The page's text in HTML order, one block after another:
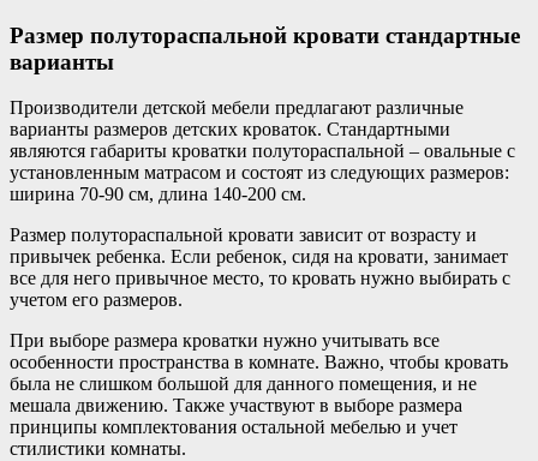
Размер полутораспальной кровати стандартные
варианты
Производители детской мебели предлагают различные
варианты размеров детских кроваток. Стандартными
являются габариты кроватки полутораспальной – овальные с
установленным матрасом и состоят из следующих размеров:
ширина 70-90 см, длина 140-200 см.
Размер полутораспальной кровати зависит от возрасту и
привычек ребенка. Если ребенок, сидя на кровати, занимает
все для него привычное место, то кровать нужно выбирать с
учетом его размеров.
При выборе размера кроватки нужно учитывать все
особенности пространства в комнате. Важно, чтобы кровать
была не слишком большой для данного помещения, и не
мешала движению. Также участвуют в выборе размера
принципы комплектования остальной мебелью и учет
стилистики комнаты.